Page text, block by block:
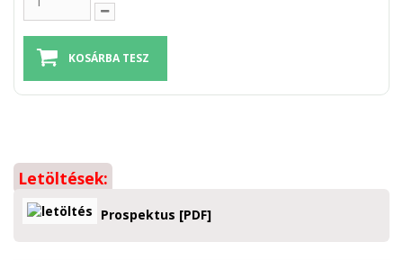
Letöltések:
Prospektus [PDF]